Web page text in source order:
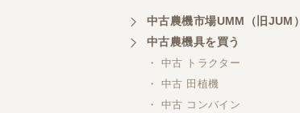
中古農機市場UMM（旧JUM）
中古農機具を買う
・ 中古 トラクター
・ 中古 田植機
・ 中古 コンバイン